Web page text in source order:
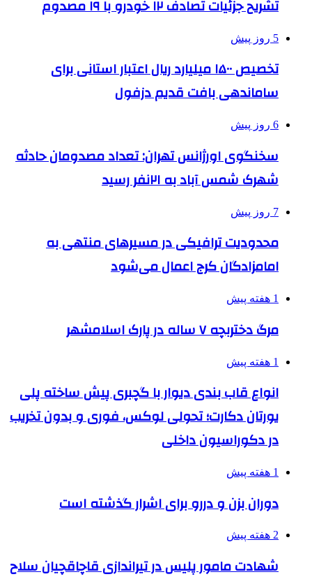
تشریح جزئیات تصادف ۱۲ خودرو با ۱۹ مصدوم
5 روز پیش
تخصیص ۱۵۰۰ میلیارد ریال اعتبار استانی برای
ساماندهی بافت قدیم دزفول
6 روز پیش
سخنگوی اورژانس تهران: تعداد مصدومان حادثه
شهرک شمس آباد به ۲۱نفر رسید
7 روز پیش
محدودیت ترافیکی در مسیرهای منتهی به
امامزادگان کرج اعمال می‌شود
1 هفته پیش
مرگ دختربچه ۷ ساله در پارک اسلامشهر
1 هفته پیش
انواع قاب بندی دیوار با گچبری پیش ساخته پلی
یورتان دکارت؛ تحولی لوکس، فوری و بدون تخریب
در دکوراسیون داخلی
1 هفته پیش
دوران بزن و دررو برای اشرار گذشته است
2 هفته پیش
شهادت مامور پلیس در تیراندازی قاچاقچیان سلاح